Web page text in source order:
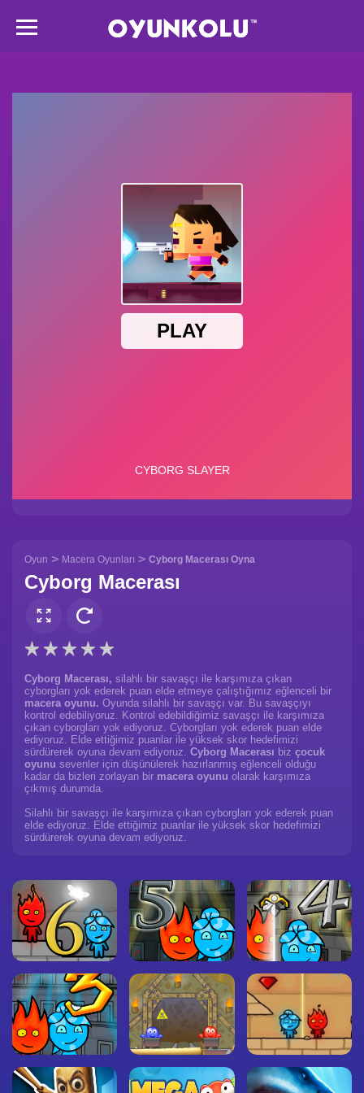
Oyun > Macera Oyunları > Cyborg Macerası Oyna
Cyborg Macerası
Cyborg Macerası, silahlı bir savaşçı ile karşımıza çıkan
cyborgları yok ederek puan elde etmeye çalıştığımız eğlenceli bir
macera oyunu. Oyunda silahlı bir savaşçı var. Bu savaşçıyı
kontrol edebiliyoruz. Kontrol edebildiğimiz savaşçı ile karşımıza
çıkan cyborgları yok ediyoruz. Cyborgları yok ederek puan elde
ediyoruz. Elde ettiğimiz puanlar ile yüksek skor hedefimizi
sürdürerek oyuna devam ediyoruz. Cyborg Macerası biz çocuk
oyunu sevenler için düşünülerek hazırlanmış eğlenceli olduğu
kadar da bizleri zorlayan bir macera oyunu olarak karşımıza
çıkmış durumda.
Silahlı bir savaşçı ile karşımıza çıkan cyborgları yok ederek puan
elde ediyoruz. Elde ettiğimiz puanlar ile yüksek skor hedefimizi
sürdürerek oyuna devam ediyoruz.